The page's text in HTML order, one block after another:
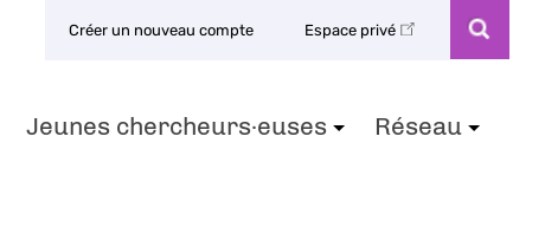
Créer un nouveau compte Espace privé
Jeunes chercheurs·euses Réseau